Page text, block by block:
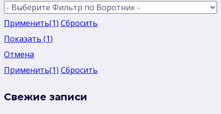
Применить(1) Сбросить
Показать (1)
Отмена
Применить(1) Сбросить
Свежие записи